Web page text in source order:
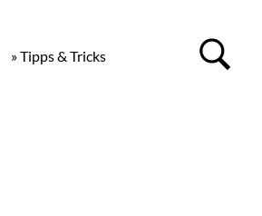
» Tipps & Tricks